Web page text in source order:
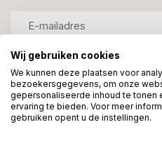
Meer informatie?
We helpen graag met uw
ons 7 dagen per week: 06-
Wij gebruiken cookies
We kunnen deze plaatsen voor
bezoekersgegevens, om onze
gepersonaliseerde inhoud te
ervaring te bieden. Voor meer
gebruiken opent u de instellingen.